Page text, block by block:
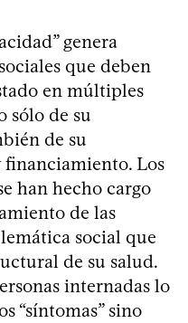
genera
que deben
en múltiples
sólo de su
de su
Los
han hecho cargo
de las
social que
de su salud.
internadas lo
“síntomas” sino